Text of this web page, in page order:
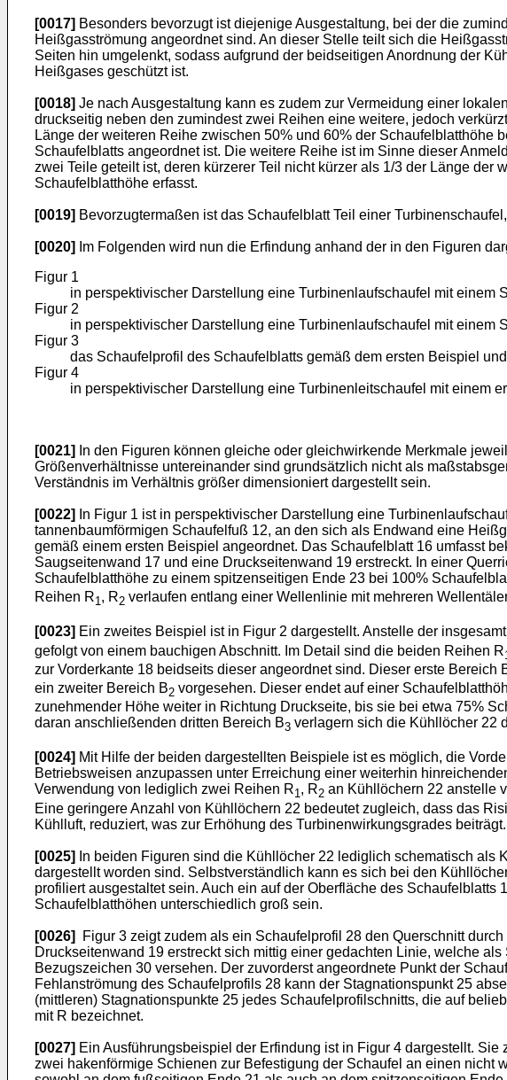
[0017] Besonders bevorzugt ist diejenige Ausgestaltung, bei der die
Heißgasströmung angeordnet sind. An dieser Stelle teilt sich die
Seiten hin umgelenkt, sodass aufgrund der beidseitigen Anordnung der
Heißgases geschützt ist.
[0018] Je nach Ausgestaltung kann es zudem zur Vermeidung einer
druckseitig neben den zumindest zwei Reihen eine weitere, jedoch
Länge der weiteren Reihe zwischen 50% und 60% der
Schaufelblatts angeordnet ist. Die weitere Reihe ist im Sinne dieser
zwei Teile geteilt ist, deren kürzerer Teil nicht kürzer als 1/3 der Länge
Schaufelblatthöhe erfasst.
[0019] Bevorzugtermaßen ist das Schaufelblatt Teil einer
[0020]
Im Folgenden wird nun die Erfindung anhand der in den Figuren
Figur 1
in perspektivischer Darstellung eine Turbinenlaufschaufel mit einem
Figur 2
in perspektivischer Darstellung eine Turbinenlaufschaufel mit einem
Figur 3
das Schaufelprofil des Schaufelblatts gemäß dem ersten Beispiel und
Figur 4
in perspektivischer Darstellung eine Turbinenleitschaufel mit einem
[0021]
In den Figuren können gleiche oder gleichwirkende Merkmale
Größenverhältnisse untereinander sind grundsätzlich nicht als
Verständnis im Verhältnis größer dimensioniert dargestellt sein.
[0022]
In Figur 1 ist in perspektivischer Darstellung eine
tannenbaumförmigen Schaufelfuß 12, an den sich als Endwand eine
gemäß einem ersten Beispiel angeordnet. Das Schaufelblatt 16 umfasst
Saugseitenwand 17 und eine Druckseitenwand 19 erstreckt. In einer
Schaufelblatthöhe zu einem spitzenseitigen Ende 23 bei 100%
Reihen R1, R2 verlaufen entlang einer Wellenlinie mit mehreren
[0023] Ein zweites Beispiel ist in Figur 2 dargestellt. Anstelle der
gefolgt von einem bauchigen Abschnitt. Im Detail sind die beiden Reihen R1
zur Vorderkante 18 beidseits dieser angeordnet sind. Dieser erste Bereich
ein zweiter Bereich B2 vorgesehen. Dieser endet auf einer
zunehmender Höhe weiter in Richtung Druckseite, bis sie bei etwa 75%
daran anschließenden dritten Bereich B3 verlagern sich die Kühllöcher 22
[0024] Mit Hilfe der beiden dargestellten Beispiele ist es möglich, die
Betriebsweisen anzupassen unter Erreichung einer weiterhin
Verwendung von lediglich zwei Reihen R1, R2 an Kühllöchern 22 anstelle
Eine geringere Anzahl von Kühllöchern 22 bedeutet zugleich, dass das
Kühlluft, reduziert, was zur Erhöhung des Turbinenwirkungsgrades beiträgt.
[0025]
In beiden Figuren sind die Kühllöcher 22 lediglich schematisch
dargestellt worden sind. Selbstverständlich kann es sich bei den
profiliert ausgestaltet sein. Auch ein auf der Oberfläche des
Schaufelblatthöhen unterschiedlich groß sein.
[0026]
Figur 3 zeigt zudem als ein Schaufelprofil 28 den Querschnitt
Druckseitenwand 19 erstreckt sich mittig einer gedachten Linie, welche
Bezugszeichen 30 versehen. Der zuvorderst angeordnete Punkt der
Fehlanströmung des Schaufelprofils 28 kann der Stagnationspunkt 25
(mittleren) Stagnationspunkte 25 jedes Schaufelprofilschnitts, die auf
mit R bezeichnet.
[0027] Ein Ausführungsbeispiel der Erfindung ist in Figur 4 dargestellt.
zwei hakenförmige Schienen zur Befestigung der Schaufel an einen nicht